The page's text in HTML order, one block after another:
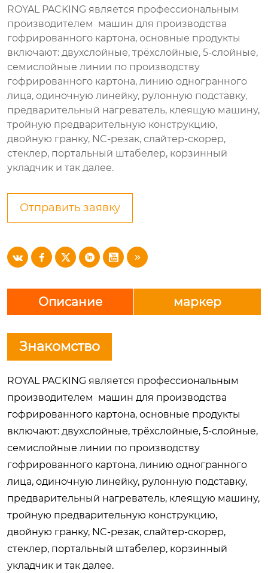
ROYAL PACKING является профессиональным
производителем машин для производства
гофрированного картона, основные продукты
включают: двухслойные, трёхслойные, 5-слойные,
семислойные линии по производству
гофрированного картона, линию одногранного
лица, одиночную линейку, рулонную подставку,
предварительный нагреватель, клеящую машину,
тройную предварительную конструкцию,
двойную гранку, NC-резак, слайтер-скорер,
стеклер, портальный штабелер, корзинный
укладчик и так далее.
Отправить заявку
     
Описание маркер
Знакомство
ROYAL PACKING является профессиональным
производителем машин для производства
гофрированного картона, основные продукты
включают: двухслойные, трёхслойные, 5-слойные,
семислойные линии по производству
гофрированного картона, линию одногранного
лица, одиночную линейку, рулонную подставку,
предварительный нагреватель, клеящую машину,
тройную предварительную конструкцию,
двойную гранку, NC-резак, слайтер-скорер,
стеклер, портальный штабелер, корзинный
укладчик и так далее.